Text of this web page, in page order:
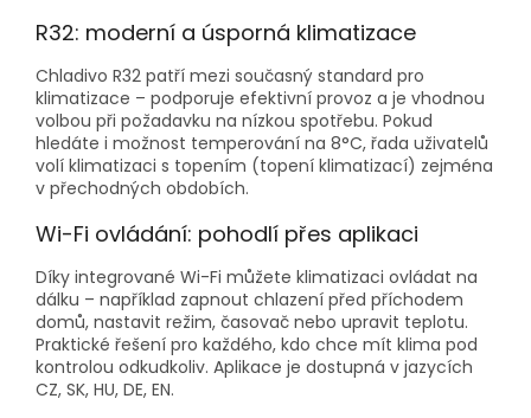
R32: moderní a úsporná klimatizace
Chladivo R32 patří mezi současný standard pro
klimatizace – podporuje efektivní provoz a je vhodnou
volbou při požadavku na nízkou spotřebu. Pokud
hledáte i možnost temperování na 8°C, řada uživatelů
volí klimatizaci s topením (topení klimatizací) zejména
v přechodných obdobích.
Wi-Fi ovládání: pohodlí přes aplikaci
Díky integrované Wi-Fi můžete klimatizaci ovládat na
dálku – například zapnout chlazení před příchodem
domů, nastavit režim, časovač nebo upravit teplotu.
Praktické řešení pro každého, kdo chce mít klima pod
kontrolou odkudkoliv. Aplikace je dostupná v jazycích
CZ, SK, HU, DE, EN.